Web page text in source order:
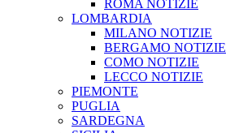
ROMA NOTIZIE
LOMBARDIA
MILANO NOTIZIE
BERGAMO NOTIZIE
COMO NOTIZIE
LECCO NOTIZIE
PIEMONTE
PUGLIA
SARDEGNA